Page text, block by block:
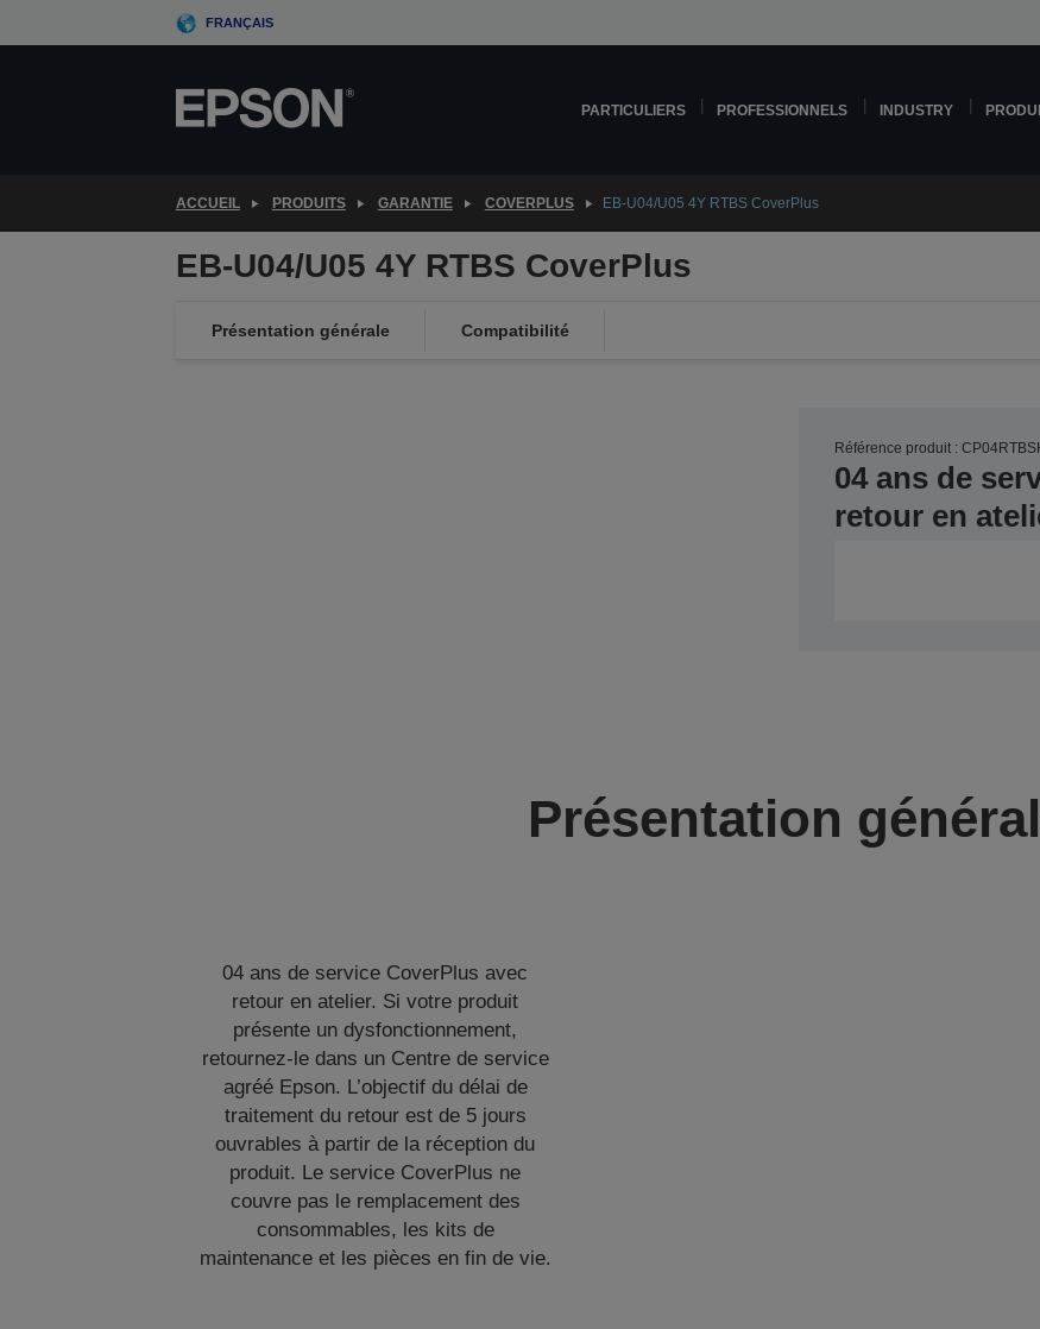
to
FRANÇAIS
PARTICULIERS PROFESSIONNELS INDUSTRY
ACCUEIL PRODUITS GARANTIE COVERPLUS EB-U04/U05 4Y RTBS CoverPlus
EB-U04/U05 4Y RTBS CoverPlus
Présentation générale Compatibilité
Référence produit :
04 ans de
retour en
Présentation
04 ans de service CoverPlus avec
retour en atelier. Si votre produit
présente un dysfonctionnement,
retournez-le dans un Centre de service
agréé Epson. L’objectif du délai de
traitement du retour est de 5 jours
ouvrables à partir de la réception du
produit. Le service CoverPlus ne
couvre pas le remplacement des
consommables, les kits de
maintenance et les pièces en fin de vie.